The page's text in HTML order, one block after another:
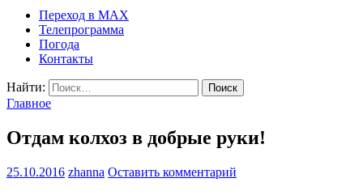
ИНФОРМАЦИОННОЕ
АГЕНТСТВО (КИА
«ВЕСТИ»)
Переход в MAX
Телепрограмма
Погода
Контакты
Найти:
Главное
Отдам колхоз в добрые руки!
25.10.2016 zhanna Оставить комментарий